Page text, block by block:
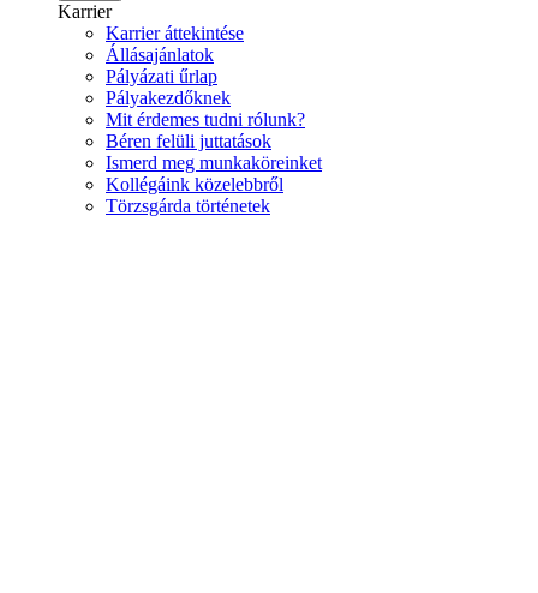
Karrier
Karrier áttekintése
Állásajánlatok
Pályázati űrlap
Pályakezdőknek
Mit érdemes tudni rólunk?
Béren felüli juttatások
Ismerd meg munkaköreinket
Kollégáink közelebbről
Törzsgárda történetek